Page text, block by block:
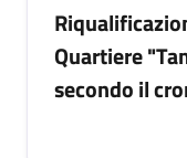
Quartiere
secondo il